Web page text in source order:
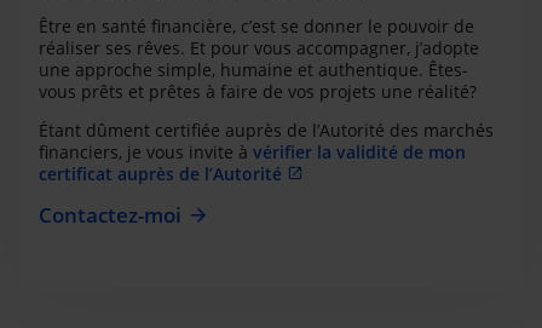
Être en santé financière, c’est se donner le pouvoir de
réaliser ses rêves. Et pour vous accompagner, j’adopte
une approche simple, humaine et authentique. Êtes-
vous prêts et prêtes à faire de vos projets une réalité?
Étant dûment certifiée auprès de l’Autorité des marchés
financiers, je vous invite à vérifier la validité de mon
certificat auprès de l’Autorité
Contactez-moi